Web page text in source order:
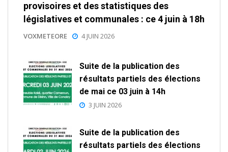
provisoires et des statistiques des
législatives et communales : ce 4 juin à 18h
VOXMETEORE 4 JUIN 2026
Suite de la publication des
résultats partiels des élections
de mai ce 03 juin à 14h
3 JUIN 2026
Suite de la publication des
résultats partiels des élections